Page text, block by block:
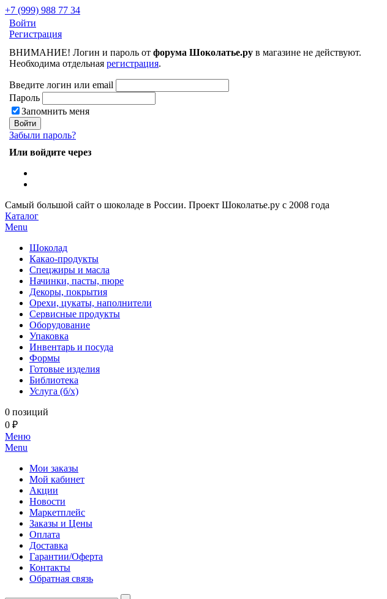
+7 (999) 988 77 34
Войти
Регистрация
ВНИМАНИЕ! Логин и пароль от форума Шоколатье.ру в магазине не действуют.
Необходима отдельная регистрация.
Введите логин или email
Пароль
Запомнить меня
Забыли пароль?
Или войдите через
Самый большой сайт о шоколаде в России. Проект Шоколатье.ру с 2008 года
Каталог
Menu
Шоколад
Какао-продукты
Спецжиры и масла
Начинки, пасты, пюре
Декоры, покрытия
Орехи, цукаты, наполнители
Сервисные продукты
Оборудование
Упаковка
Инвентарь и посуда
Формы
Готовые изделия
Библиотека
Услуга (б/х)
0 позиций
0 ₽
Меню
Menu
Мои заказы
Мой кабинет
Акции
Новости
Маркетплейс
Заказы и Цены
Оплата
Доставка
Гарантии/Оферта
Контакты
Обратная связь